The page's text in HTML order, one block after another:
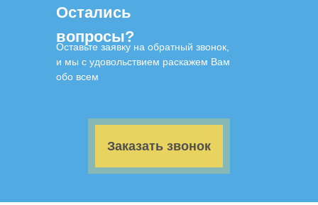
Оставьте заявку на обратный звонок,
и мы с удовольствием раскажем Вам
обо всем
Остались
вопросы?
Заказать звонок